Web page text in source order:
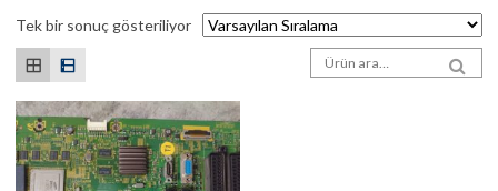
Tek bir sonuç gösteriliyor
Arama sonuçları: